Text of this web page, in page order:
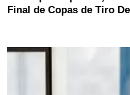
Final de Copas de Tiro